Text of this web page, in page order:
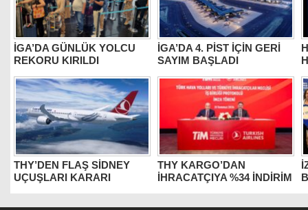
İGA’DA GÜNLÜK YOLCU
REKORU KIRILDI
İGA’DA 4. PİST İÇİN GERİ
SAYIM BAŞLADI
THY’DEN FLAŞ SİDNEY
UÇUŞLARI KARARI
THY KARGO’DAN
İHRACATÇIYA %34 İNDİRİM